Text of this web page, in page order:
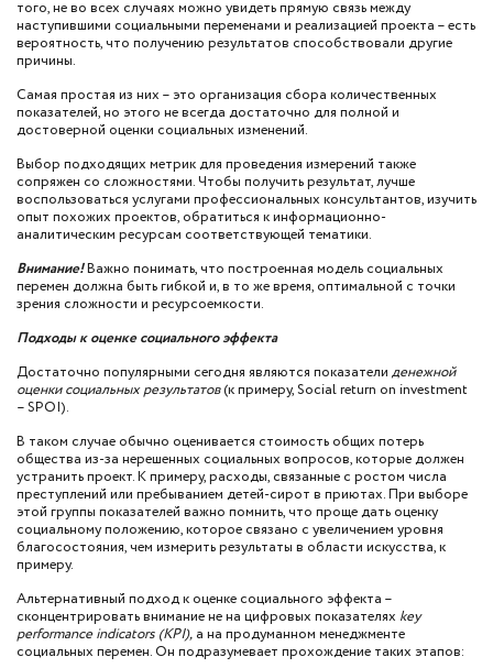
того, не во всех случаях можно увидеть прямую связь между
наступившими социальными переменами и реализацией проекта – есть
вероятность, что получению результатов способствовали другие
причины.
Самая простая из них – это организация сбора количественных
показателей, но этого не всегда достаточно для полной и
достоверной оценки социальных изменений.
Выбор подходящих метрик для проведения измерений также
сопряжен со сложностями. Чтобы получить результат, лучше
воспользоваться услугами профессиональных консультантов, изучить
опыт похожих проектов, обратиться к информационно-
аналитическим ресурсам соответствующей тематики.
Внимание!Важно понимать, что построенная модель социальных
перемен должна быть гибкой и, в то же время, оптимальной с точки
зрения сложности и ресурсоемкости.
Подходы к оценке социального эффекта
Достаточно популярными сегодня являются показатели денежной
оценки социальных результатов(к примеру, Social return on investment
– SPOI).
В таком случае обычно оценивается стоимость общих потерь
общества из-за нерешенных социальных вопросов, которые должен
устранить проект. К примеру, расходы, связанные с ростом числа
преступлений или пребыванием детей-сирот в приютах. При выборе
этой группы показателей важно помнить, что проще дать оценку
социальному положению, которое связано с увеличением уровня
благосостояния, чем измерить результаты в области искусства, к
примеру.
Альтернативный подход к оценке социального эффекта –
сконцентрировать внимание не на цифровых показателях key
performance indicators (KPI), а на продуманном менеджменте
социальных перемен. Он подразумевает прохождение таких этапов: